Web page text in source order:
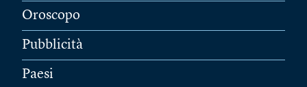
Oroscopo
Pubblicità
Paesi